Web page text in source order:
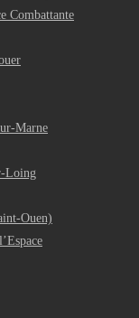
Combattante
Marne
Loing
Ouen)